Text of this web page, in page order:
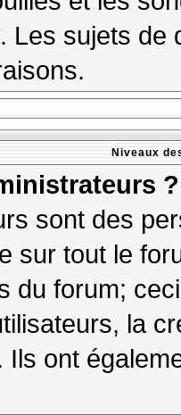
Les sujets
Niveaux
?
sont des
sur tout le
du forum;
la
Ils ont